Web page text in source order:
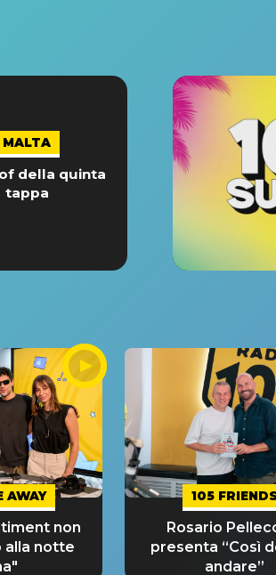
MALTA
della quinta
tappa
AWAY
non
alla notte
105
Rosario
presenta “Così
andare”